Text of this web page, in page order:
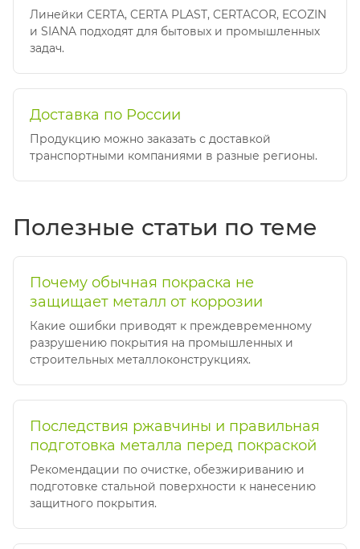
Линейки CERTA, CERTA PLAST, CERTACOR, ECOZIN
и SIANA подходят для бытовых и промышленных
задач.
Доставка по России
Продукцию можно заказать с доставкой
транспортными компаниями в разные регионы.
Полезные статьи по теме
Почему обычная покраска не
защищает металл от коррозии
Какие ошибки приводят к преждевременному
разрушению покрытия на промышленных и
строительных металлоконструкциях.
Последствия ржавчины и правильная
подготовка металла перед покраской
Рекомендации по очистке, обезжириванию и
подготовке стальной поверхности к нанесению
защитного покрытия.